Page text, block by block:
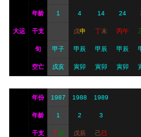
大运
年龄 1 4 14 24
干支 戊申 丁未 丙午
旬 甲子 甲辰 甲辰 甲辰
空亡 戌亥 寅卯 寅卯 寅卯
年份 1987 1988 1989
年龄 1 2 3
干支 丁卯 戊辰 己巳